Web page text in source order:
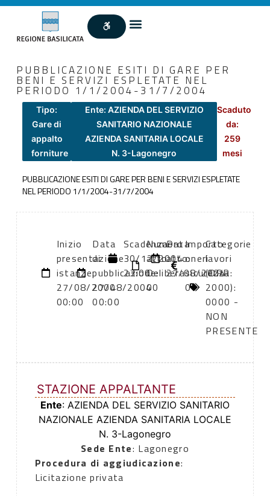
PUBBLICAZIONE ESITI DI GARE PER
BENI E SERVIZI ESPLETATE NEL
PERIODO 1/1/2004-31/7/2004
Tipo:
Gare di
appalto
forniture
Ente: AZIENDA DEL SERVIZIO
SANITARIO NAZIONALE
AZIENDA SANITARIA LOCALE
N. 3-Lagonegro
Scaduto
da:
259
mesi
PUBBLICAZIONE ESITI DI GARE PER BENI E SERVIZI ESPLETATE
NEL PERIODO 1/1/2004-31/7/2004
Inizio
presentazione
istanze:
27/08/2004
00:00
Data
di
pubblicazione:
27/08/2004
00:00
Scadenza:
30/12/2004
23:00
Numero
atto:
Delibera
00
Data
atto:
27/08/2004
Importo
oneri
sicurezza:
0
Categorie
lavori
(DPR
2000):
0000 -
NON
PRESENTE
STAZIONE APPALTANTE
Ente: AZIENDA DEL SERVIZIO SANITARIO
NAZIONALE AZIENDA SANITARIA LOCALE
N. 3-Lagonegro
Sede Ente: Lagonegro
Procedura di aggiudicazione:
Licitazione privata